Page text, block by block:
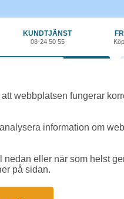
KUNDTJÄNST
08-24 50 55
burk 20x33cl
Ramlösa
Kolsyrat vatten med smak
Priset inkluderar pant.
webbplatsen fungerar
information om
eller när som helst
på sidan.